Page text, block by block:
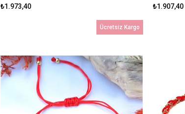
₺1.973,40 ₺1.907,40
Ücretsiz Kargo